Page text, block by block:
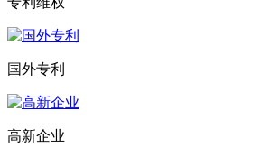
国外专利
高新企业